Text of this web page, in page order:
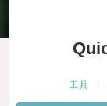
工具